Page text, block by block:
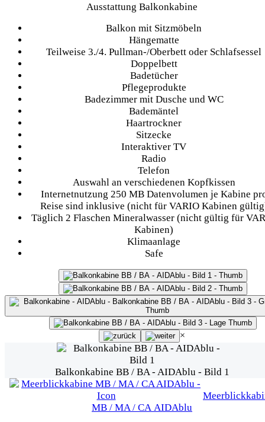
Ausstattung Balkonkabine
Balkon mit Sitzmöbeln
Hängematte
Teilweise 3./4. Pullman-/Oberbett oder Schlafsessel
Doppelbett
Badetücher
Pflegeprodukte
Badezimmer mit Dusche und WC
Bademäntel
Haartrockner
Sitzecke
Interaktiver TV
Radio
Telefon
Auswahl an verschiedenen Kopfkissen
Internetnutzung 250 MB Datenvolumen je Kabine
Reise sind inklusive (nicht für VARIO Kabinen
Täglich 2 Flaschen Mineralwasser (nicht gültig für
Kabinen)
Klimaanlage
Safe
×
Balkonkabine BB / BA - AIDAblu - Bild 1
MB / MA / CA AIDAblu